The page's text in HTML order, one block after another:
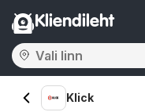
Kliendileht
Klick